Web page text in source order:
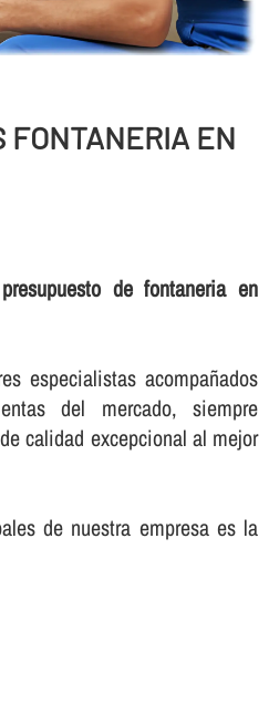
FONTANERIA EN
presupuesto de fontaneria en
especialistas acompañados
del mercado, siempre
calidad excepcional al mejor
de nuestra empresa es la